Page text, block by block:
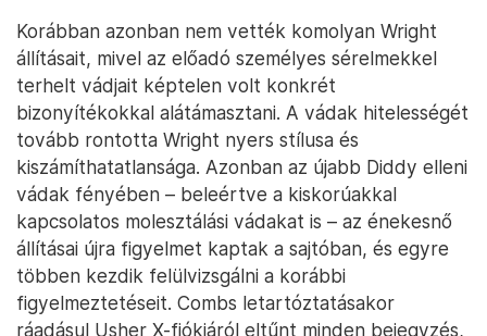
Korábban azonban nem vették komolyan Wright
állításait, mivel az előadó személyes sérelmekkel
terhelt vádjait képtelen volt konkrét
bizonyítékokkal alátámasztani. A vádak hitelességét
tovább rontotta Wright nyers stílusa és
kiszámíthatatlansága. Azonban az újabb Diddy elleni
vádak fényében – beleértve a kiskorúakkal
kapcsolatos molesztálási vádakat is – az énekesnő
állításai újra figyelmet kaptak a sajtóban, és egyre
többen kezdik felülvizsgálni a korábbi
figyelmeztetéseit. Combs letartóztatásakor
ráadásul Usher X-fiókjáról eltűnt minden bejegyzés,